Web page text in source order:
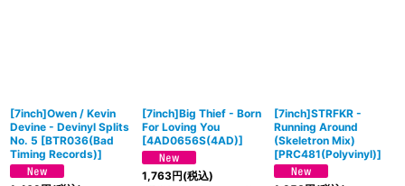
[7inch]Owen / Kevin
Devine - Devinyl Splits
No. 5 [BTR036(Bad
Timing Records)]
[7inch]Big Thief - Born
For Loving You
[4AD0656S(4AD)]
1,763円(税込)
[7inch]STRFKR -
Running Around
(Skeletron Mix)
[PRC481(Polyvinyl)]